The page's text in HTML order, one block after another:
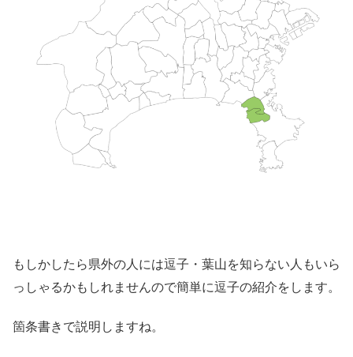
もしかしたら県外の人には逗子・葉山を知らない人もいら
っしゃるかもしれませんので簡単に逗子の紹介をします。
箇条書きで説明しますね。